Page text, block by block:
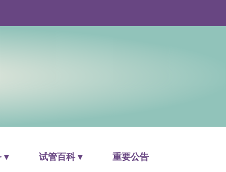
▾ 试管百科 ▾ 重要公告